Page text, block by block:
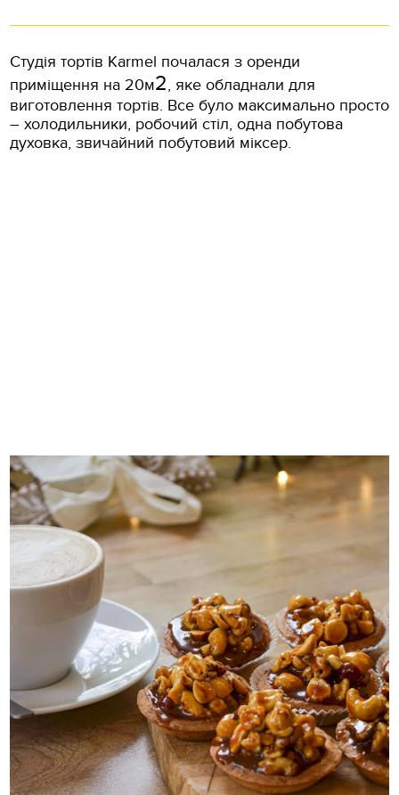
Студія тортів Karmel почалася з оренди
приміщення на 20м2, яке обладнали для
виготовлення тортів. Все було максимально просто
– холодильники, робочий стіл, одна побутова
духовка, звичайний побутовий міксер.